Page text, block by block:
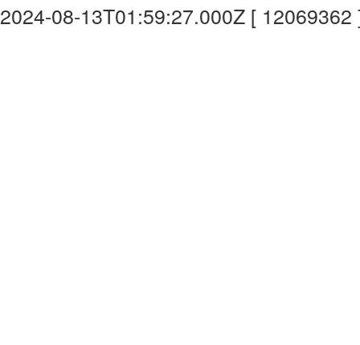
2024-08-13T01:59:27.000Z [ 12069362